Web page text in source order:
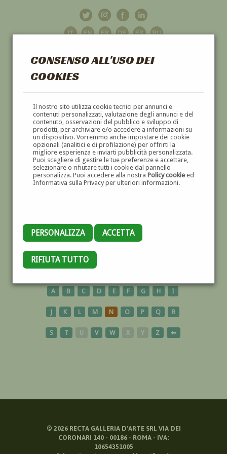
CONSENSO ALL'USO DEI
COOKIES
Il nostro sito utilizza cookie tecnici per annunci e
contenuti personalizzati, valutazione degli annunci e del
contenuto, osservazioni del pubblico e sviluppo di
prodotti, per archiviare e/o accedere a informazioni su
un dispositivo. Vorremmo anche impostare dei cookie
opzionali (analitici e di profilazione) per offrirti la
migliore esperienza e inviarti pubblicità personalizzata.
Puoi scegliere di gestire le tue preferenze e accettare,
selezionare o rifiutare tutti i cookie dal pannello
personalizza. Puoi accedere alla nostra Policy cookieed
Informativa sulla Privacy per ulteriori informazioni.
PERSONALIZZA ACCETTA
RIFIUTA TUTTO
GALLERIAD'ARTE
DIPINTI E SCULTURE '800 E '900
LAGO
A B C D E F G H I
J K L M N O P Q R
S T U V W X Y Z ⬅
© 2026RECTA GALLERIA D'ARTE SRL VIA DEI
CORONARI 140 - 00186 - ROMA - IVA:
10654351005